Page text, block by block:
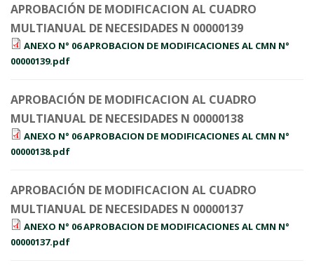
APROBACIÓN DE MODIFICACION AL CUADRO
MULTIANUAL DE NECESIDADES N 00000139
ANEXO N° 06 APROBACION DE MODIFICACIONES AL CMN N°
00000139.pdf
APROBACIÓN DE MODIFICACION AL CUADRO
MULTIANUAL DE NECESIDADES N 00000138
ANEXO N° 06 APROBACION DE MODIFICACIONES AL CMN N°
00000138.pdf
APROBACIÓN DE MODIFICACION AL CUADRO
MULTIANUAL DE NECESIDADES N 00000137
ANEXO N° 06 APROBACION DE MODIFICACIONES AL CMN N°
00000137.pdf